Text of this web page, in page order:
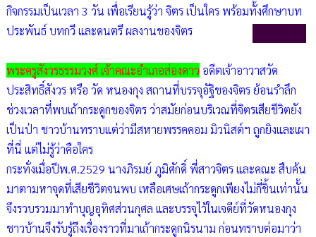
กิจกรรมเป็นเวลา 3 วัน เพื่อเรียนรู้ว่า จิตร เป็นใคร พร้อมทั้งศึกษาบท
ประพันธ์ บทกวี และดนตรี ผลงานของจิตร
พระครูสังวรธรรมวงศ์ เจ้าคณะอำเภอส่องดาว อดีตเจ้าอาวาสวัด
ประสิทธิ์สังวร หรือ วัด หนองกุง สถานที่บรรจุอัฐิของจิตร ย้อนรำลึก
ช่วงเวลาที่พบเถ้ากระดูกของจิตร ว่าสมัยก่อนบริเวณที่จิตรเสียชีวิตยัง
เป็นป่า ชาวบ้านทราบแต่ว่ามีสหายพรรคคอม มิวนิสต์ฯ ถูกยิงและเผา
ที่นี่ แต่ไม่รู้ว่าคือใคร
กระทั่งเมื่อปีพ.ศ.2529 นางภิรมย์ ภูมิศักดิ์ พี่สาวจิตร และคณะ สืบค้น
มาตามหาจุดที่เสียชีวิตจนพบ เหลือเศษเถ้ากระดูกเพียงไม่กี่ชิ้นเท่านั้น
จึงรวบรวมมาทำบุญอุทิศส่วนกุศล และบรรจุไว้ในเจดีย์ที่วัดหนองกุง
ชาวบ้านจึงรับรู้ถึงเรื่องราวที่มาเถ้ากระดูกนิรนาม ก่อนทราบต่อมาว่า